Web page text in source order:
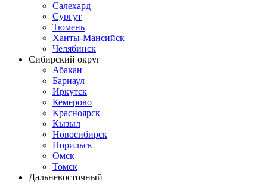
Салехард
Сургут
Тюмень
Ханты-Мансийск
Челябинск
Сибирский округ
Абакан
Барнаул
Иркутск
Кемерово
Красноярск
Кызыл
Новосибирск
Норильск
Омск
Томск
Дальневосточный